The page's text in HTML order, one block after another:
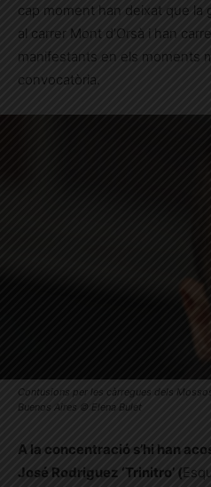
cap moment han deixat que la
al carrer Mont d’Orsà i han
manifestants en els moments
convocatòria.
Contusions per les càrregues dels
Buenos Aires © Elena Bulet
A la concentració s’hi han
José Rodriguez ‘Trinitro’ (